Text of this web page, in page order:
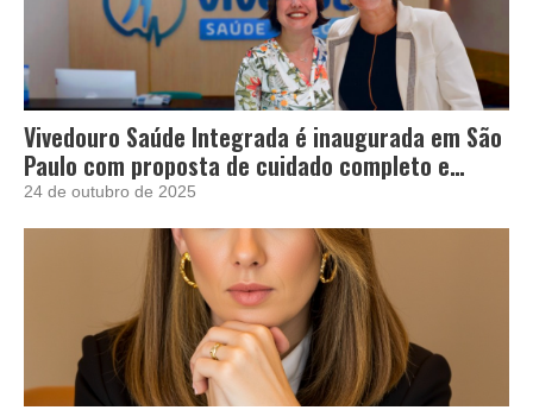
Vivedouro Saúde Integrada é inaugurada em São
Paulo com proposta de cuidado completo e
acolhedor
24 de outubro de 2025